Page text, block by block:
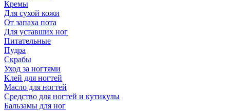
Кремы
Для сухой кожи
От запаха пота
Для уставших ног
Питательные
Пудра
Скрабы
Уход за ногтями
Клей для ногтей
Масло для ногтей
Средство для ногтей и кутикулы
Бальзамы для ног